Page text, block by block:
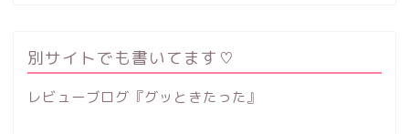
別サイトでも書いてます♡
レビューブログ『グッときたった』